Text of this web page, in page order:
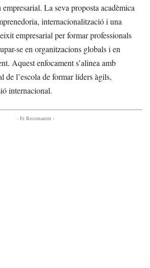
empresarial. La seva proposta acadèmica
internacionalització i una
empresarial per formar professionals
se en organitzacions globals i en
Aquest enfocament s’alinea amb
de l’escola de formar líders àgils,
internacional.
- Et Recomanem -